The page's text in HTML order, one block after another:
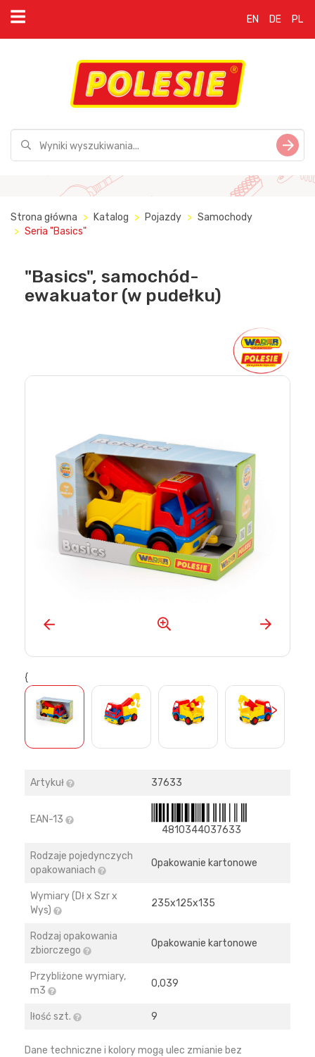
EN DE PL
Strona główna Katalog Pojazdy
Samochody
Seria "Basics"
"Basics", samochód-
ewakuator (w pudełku)
{
>
Artykuł 37633
EAN-13
4810344037633
Rodzaje pojedynczych
opakowaniach
Opakowanie kartonowe
Wymiary (Dł x Szr x
Wys)
235х125х135
Rodzaj opakowania
zbiorczego
Opakowanie kartonowe
Przybliżone wymiary,
m3
0,039
Iłość szt. 9
Dane techniczne i kolory mogą ulec zmianie bez